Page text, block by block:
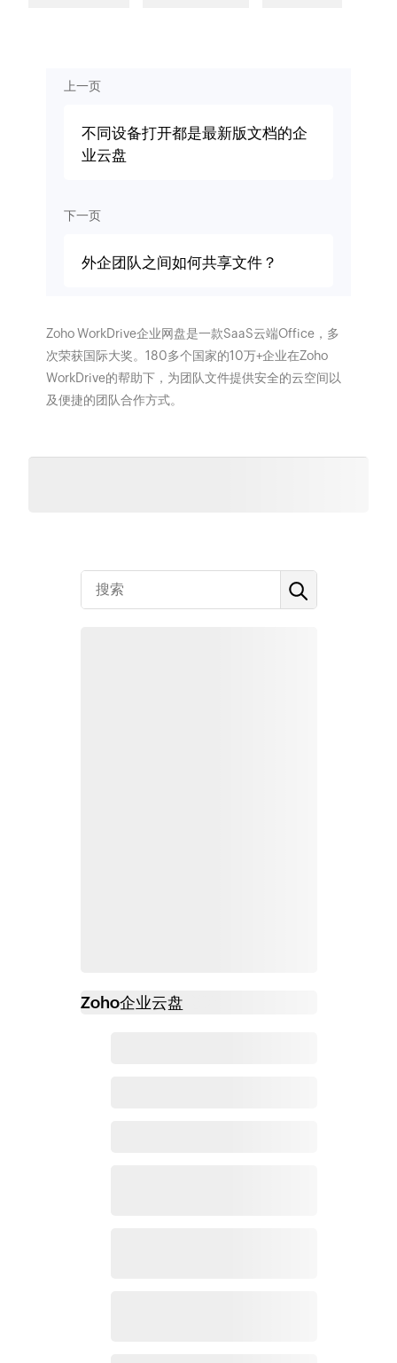
上一页
不同设备打开都是最新版文档的企
业云盘
下一页
外企团队之间如何共享文件？
Zoho WorkDrive企业网盘是一款SaaS云端Office，多
次荣获国际大奖。180多个国家的10万+企业在Zoho
WorkDrive的帮助下，为团队文件提供安全的云空间以
及便捷的团队合作方式。
Zoho企业云盘